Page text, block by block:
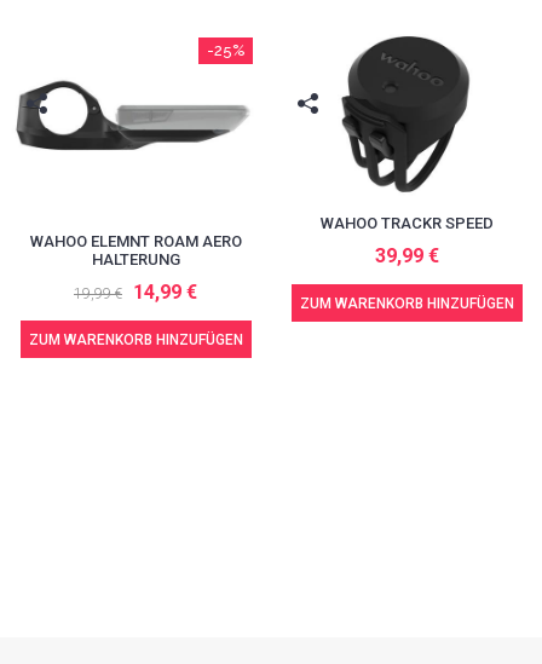
-25%
WAHOO ELEMNT ROAM AERO
HALTERUNG
19,99 € 14,99 €
ZUM WARENKORB HINZUFÜGEN
WAHOO TRACKR SPEED
39,99 €
ZUM WARENKORB HINZUFÜGEN